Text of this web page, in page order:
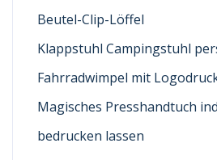
Beutel-Clip-Löffel
Klappstuhl Campingstuhl
Fahrradwimpel mit
Magisches Presshandtuch
bedrucken lassen